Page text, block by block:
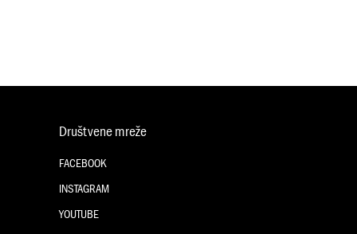
Društvene mreže
FACEBOOK
INSTAGRAM
YOUTUBE